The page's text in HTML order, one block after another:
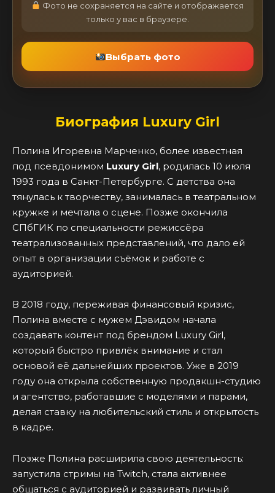
Фото не сохраняется на сайте и отображается
только у вас в браузере.
Выбрать фото
Биография Luxury Girl
Полина Игоревна Марченко, более известная
под псевдонимом Luxury Girl, родилась 10 июля
1993 года в Санкт-Петербурге. С детства она
тянулась к творчеству, занималась в театральном
кружке и мечтала о сцене. Позже окончила
СПбГИК по специальности режиссёра
театрализованных представлений, что дало ей
опыт в организации съёмок и работе с
аудиторией.
В 2018 году, переживая финансовый кризис,
Полина вместе с мужем Дэвидом начала
создавать контент под брендом Luxury Girl,
который быстро привлёк внимание и стал
основой её дальнейших проектов. Уже в 2019
году она открыла собственную продакшн-студию
и агентство, работавшие с моделями и парами,
делая ставку на любительский стиль и открытость
в кадре.
Позже Полина расширила свою деятельность:
запустила стримы на Twitch, стала активнее
общаться с аудиторией и развивать личный